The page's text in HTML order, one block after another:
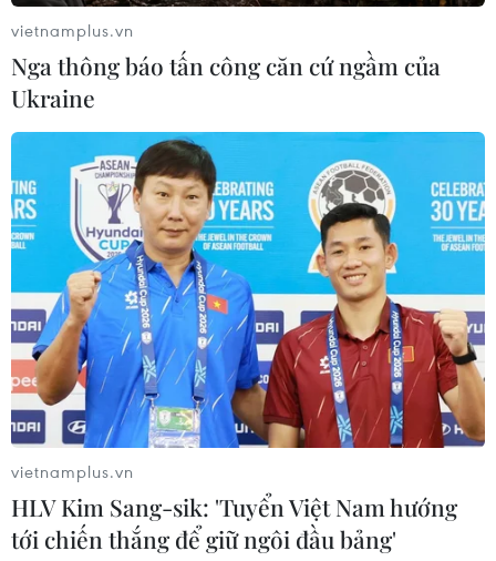
vietnamplus.vn
Nga thông báo tấn công căn cứ ngầm của
Ukraine
vietnamplus.vn
HLV Kim Sang-sik: 'Tuyển Việt Nam hướng
tới chiến thắng để giữ ngôi đầu bảng'